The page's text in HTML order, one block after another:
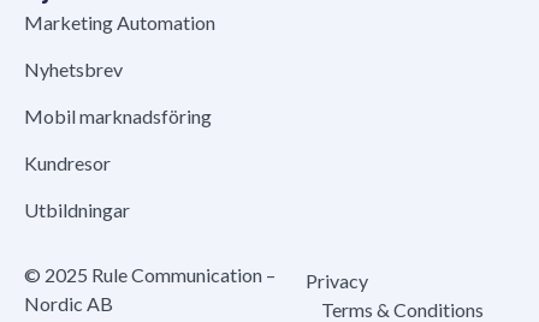
Marketing Automation
Nyhetsbrev
Mobil marknadsföring
Kundresor
Utbildningar
© 2025 Rule Communication –
Nordic AB
Privacy
Terms & Conditions